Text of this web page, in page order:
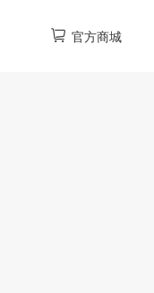
官方商城